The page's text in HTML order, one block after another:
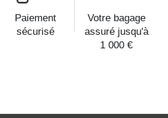
Paiement
sécurisé
Votre bagage
assuré jusqu'à
1 000 €